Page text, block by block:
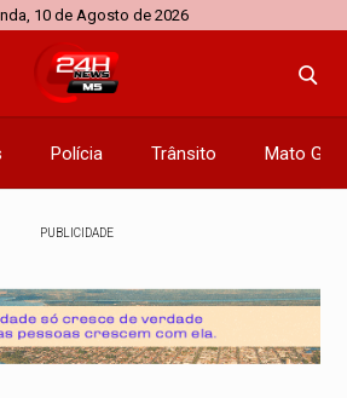
10 de Agosto de 2026
Polícia Trânsito Mato
PUBLICIDADE